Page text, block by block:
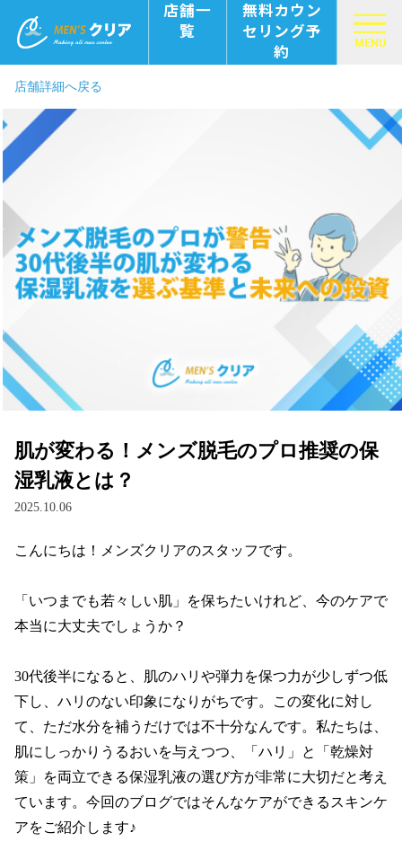
店舗一
覧
無料カウン
セリング予
約
MENU
店舗詳細へ戻る
肌が変わる！メンズ脱毛のプロ推奨の保
湿乳液とは？
2025.10.06
こんにちは！メンズクリアのスタッフです。
「いつまでも若々しい肌」を保ちたいけれど、今のケアで
本当に大丈夫でしょうか？
30代後半になると、肌のハリや弾力を保つ力が少しずつ低
下し、ハリのない印象になりがちです。この変化に対し
て、ただ水分を補うだけでは不十分なんです。私たちは、
肌にしっかりうるおいを与えつつ、「ハリ」と「乾燥対
策」を両立できる保湿乳液の選び方が非常に大切だと考え
ています。今回のブログではそんなケアができるスキンケ
アをご紹介します♪